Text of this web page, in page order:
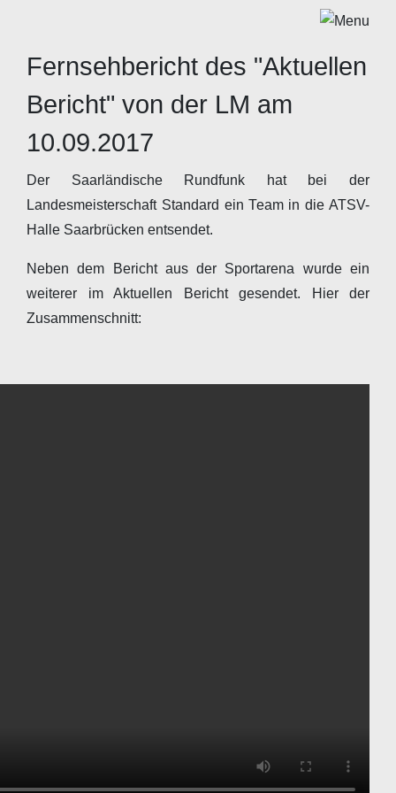
Fernsehbericht des "Aktuellen
Bericht" von der LM am
10.09.2017
Der Saarländische Rundfunk hat bei der
Landesmeisterschaft Standard ein Team in die ATSV-
Halle Saarbrücken entsendet.
Neben dem Bericht aus der Sportarena wurde ein
weiterer im Aktuellen Bericht gesendet. Hier der
Zusammenschnitt: